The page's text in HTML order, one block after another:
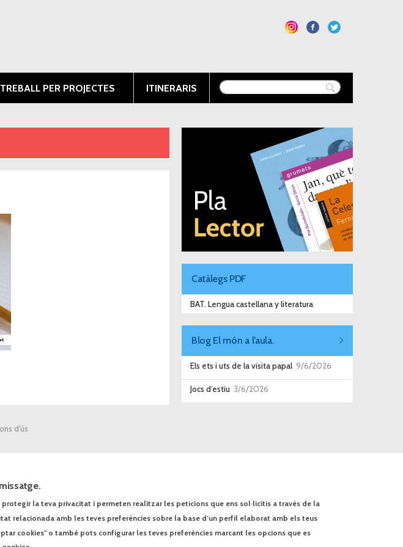
TREBALL PER PROJECTES ITINERARIS
Catàlegs PDF
BAT. Lengua castellana y literatura
Blog El món a l’aula.
Els ets i uts de la visita papal 9/6/2026
Jocs d’estiu 3/6/2026
d'ús
la teva privacitat i permeten realitzar les peticions que ens sol·licitis a través de la
relacionada amb les teves preferències sobre la base d’un perfil elaborat amb els teus
cookies" o també pots configurar les teves preferències marcant les opcions que es